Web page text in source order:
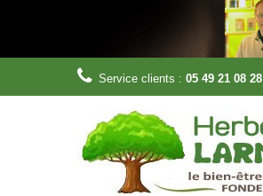
Service clients : 05 49 21 08 28